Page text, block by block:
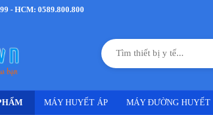
- HCM: 0589.800.800
MÁY HUYẾT ÁP MÁY ĐƯỜNG HUYẾT